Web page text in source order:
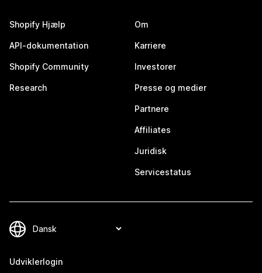
Shopify Hjælp
API-dokumentation
Shopify Community
Research
Om
Karriere
Investorer
Presse og medier
Partnere
Affiliates
Juridisk
Servicestatus
Udviklerlogin